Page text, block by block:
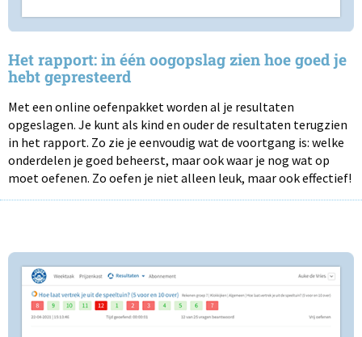
Het rapport: in één oogopslag zien hoe goed je
hebt gepresteerd
Met een online oefenpakket worden al je resultaten
opgeslagen. Je kunt als kind en ouder de resultaten terugzien
in het rapport. Zo zie je eenvoudig wat de voortgang is: welke
onderdelen je goed beheerst, maar ook waar je nog wat op
moet oefenen. Zo oefen je niet alleen leuk, maar ook effectief!